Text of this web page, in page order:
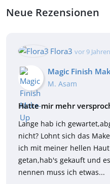
Neue Rezensionen
Flora3 vor 9 Jahren
Magic Finish
M. Asam
Hatte mir mehr
Lange hab ich
nicht? Lohnt sich das
ich mit meiner hellen
getan,hab's gekauft und
nennen muss ich etwas...